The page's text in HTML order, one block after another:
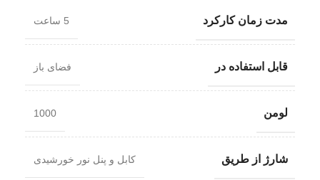
مدت زمان کارکرد 5 ساعت
قابل استفاده در فضای باز
لومن 1000
شارژ از طریق کابل و پنل نور خورشیدی